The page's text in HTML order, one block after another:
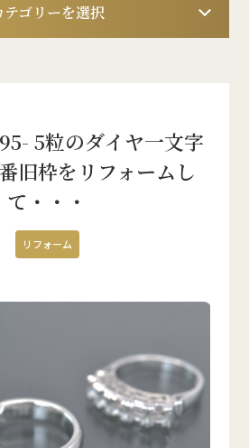
テゴリーを選択
5粒のダイヤ一文字
旧枠をリフォームし
て・・・
リフォーム